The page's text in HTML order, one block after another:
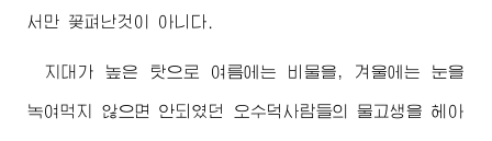
서만 꽃펴난것이 아니다.
지대가 높은 탓으로 여름에는 비물을, 겨울에는 눈을
녹여먹지 않으면 안되였던 오수덕사람들의 물고생을 헤아